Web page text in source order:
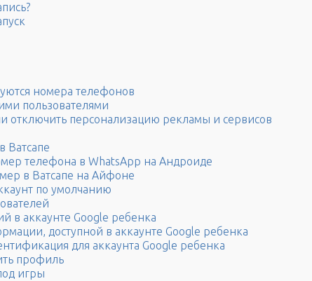
номера телефонов
пользователями
отключить персонализацию рекламы и сервисов
Ватсапе
телефона в WhatsApp на Андроиде
в Ватсапе на Айфоне
по умолчанию
в аккаунте Google ребенка
доступной в аккаунте Google ребенка
для аккаунта Google ребенка
профиль
игры